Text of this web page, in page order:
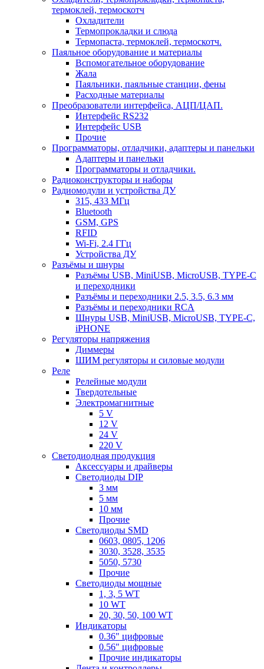
термоклей, термоскотч
Охладители
Термопрокладки и слюда
Термопаста, термоклей, термоскотч.
Паяльное оборудование и материалы
Вспомогательное оборудование
Жала
Паяльники, паяльные станции, фены
Расходные материалы
Преобразователи интерфейса, АЦП/ЦАП.
Интерфейс RS232
Интерфейс USB
Прочие
Программаторы, отладчики, адаптеры и панельки
Адаптеры и панельки
Программаторы и отладчики.
Радиоконструкторы и наборы
Радиомодули и устройства ДУ
315, 433 МГц
Bluetooth
GSM, GPS
RFID
Wi-Fi, 2.4 ГГц
Устройства ДУ
Разъёмы и шнуры
Разъёмы USB, MiniUSB, MicroUSB, TYPE-C
и переходники
Разъёмы и переходники 2.5, 3.5, 6.3 мм
Разъёмы и переходники RCA
Шнуры USB, MiniUSB, MicroUSB, TYPE-C,
iPHONE
Регуляторы напряжения
Диммеры
ШИМ регуляторы и силовые модули
Реле
Релейные модули
Твердотельные
Электромагнитные
5 V
12 V
24 V
220 V
Светодиодная продукция
Аксессуары и драйверы
Светодиоды DIP
3 мм
5 мм
10 мм
Прочие
Светодиоды SMD
0603, 0805, 1206
3030, 3528, 3535
5050, 5730
Прочие
Светодиоды мощные
1, 3, 5 WT
10 WT
20, 30, 50, 100 WT
Индикаторы
0.36" цифровые
0.56" цифровые
Прочие индикаторы